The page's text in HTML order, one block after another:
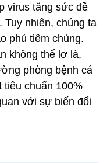
virus tăng sức đề
Tuy nhiên, chúng ta
phủ tiêm chủng.
không thể lơ là,
phòng bệnh cá
tiêu chuẩn 100%
với sự biến đổi